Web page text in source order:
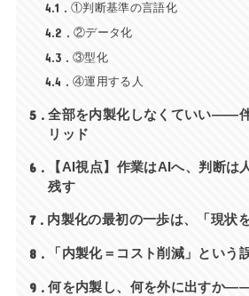
4.1 ①判断基準の言語化
4.2 ②データ化
4.3 ③型化
4.4 ④運用する人
5
全部を内製化しなくていい——
リッド
6
【AI視点】作業はAIへ、判断は
残す
7 内製化の最初の一歩は、「現状
8 「内製化＝コスト削減」という
9 何を内製し、何を外に出すか